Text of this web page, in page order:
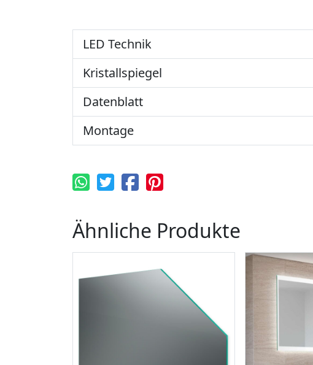
LED Technik
Kristallspiegel
Datenblatt
Montage
Ähnliche Produkte